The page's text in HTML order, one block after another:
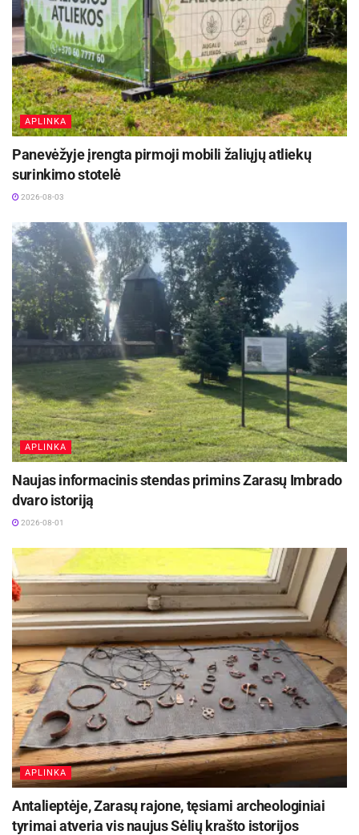
Žymos: Savivalda
APLINKA
Panevėžyje įrengta pirmoji mobili žaliųjų atliekų
surinkimo stotelė
2026-08-03
APLINKA
Naujas informacinis stendas primins Zarasų Imbrado
dvaro istoriją
2026-08-01
APLINKA
Antalieptėje, Zarasų rajone, tęsiami archeologiniai
tyrimai atveria vis naujus Sėlių krašto istorijos